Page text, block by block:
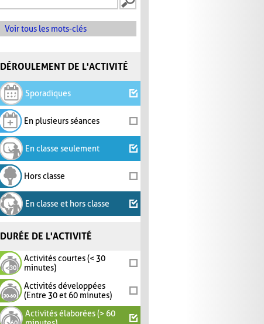
Voir tous les mots-clés
DÉROULEMENT DE L'ACTIVITÉ
Sporadiques
En plusieurs séances
En classe seulement
Hors classe
En classe et hors classe
DURÉE DE L'ACTIVITÉ
Activités courtes (< 30
minutes)
Activités développées
(Entre 30 et 60 minutes)
Activités élaborées (> 60